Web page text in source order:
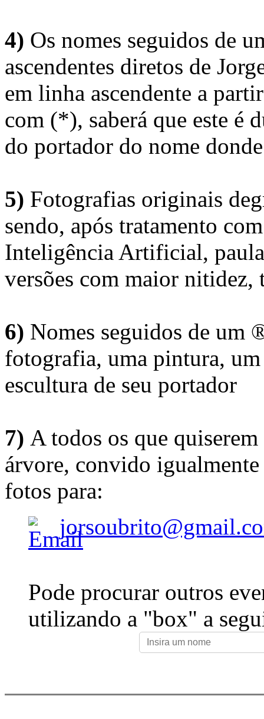
4) Os nomes seguidos de
ascendentes diretos de
em linha ascendente a
com (*), saberá que este é
do portador do nome
5) Fotografias originais
sendo, após tratamento
Inteligência Artificial,
versões com maior nitidez,
6) Nomes seguidos de um
fotografia, uma pintura,
escultura de seu portador
7) A todos os que
árvore, convido
fotos para:
Pode procurar outros
utilizando a "box" a